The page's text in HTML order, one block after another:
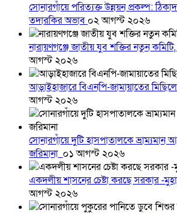
সোনারগাঁয়ে পরিত্যক্ত উন্নয়ন প্রকল্প:
তদারকির অভাব ০২ আগস্ট ২০২৬
নারায়ণগঞ্জে জাতীয় যুব শক্তির নতুন
আগস্ট ২০২৬
আড়াইহাজারে বিএনপি-জামায়াতের
আগস্ট ২০২৬
সোনারগাঁয়ে দুটি হাসপাতালকে ভ্রাম্যমান
জরিমানা ০১ আগস্ট ২০২৬
একদলীয় শাসনের চেষ্টা করছে সরকার -
আগস্ট ২০২৬